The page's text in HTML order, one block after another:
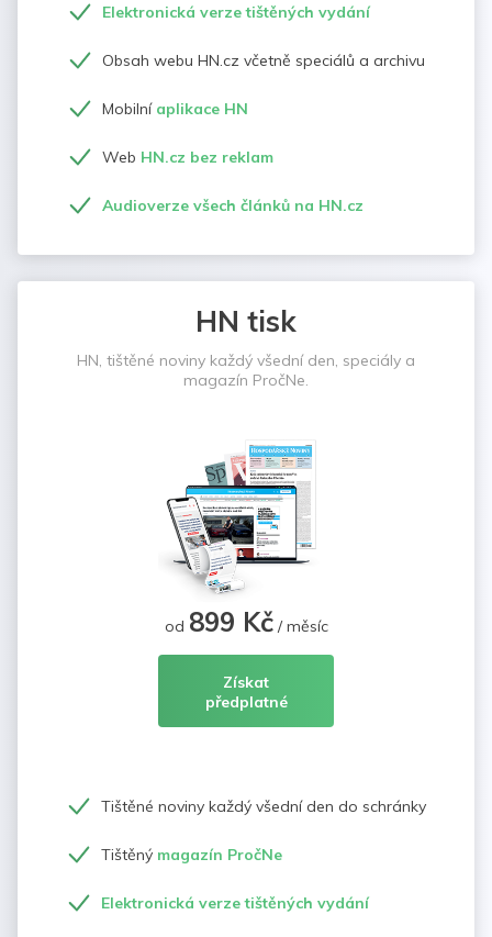
Elektronická verze tištěných vydání
Obsah webu HN.cz včetně speciálů a archivu
Mobilní aplikace HN
Web HN.cz bez reklam
Audioverze všech článků na HN.cz
HN tisk
HN, tištěné noviny každý všední den, speciály a
magazín PročNe.
od 899 Kč/ měsíc
Získat
předplatné
Tištěné noviny každý všední den do schránky
Tištěný magazín PročNe
Elektronická verze tištěných vydání